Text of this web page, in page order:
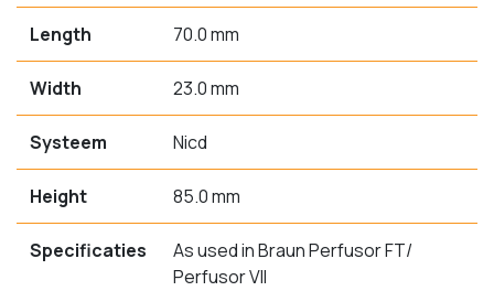
Length 70.0 mm
Width 23.0 mm
Systeem Nicd
Height 85.0 mm
Specificaties
As used in Braun Perfusor FT/
Perfusor VII